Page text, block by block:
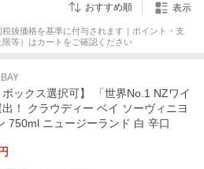
おすすめ順 表示
税抜価格を基準に付与されます｜ポイント・支
等）はカートをご確認ください
ボックス選択可】 「世界No.1 NZワイ
出！ クラウディー ベイ ソーヴィニヨ
750ml ニュージーランド 白 辛口
円